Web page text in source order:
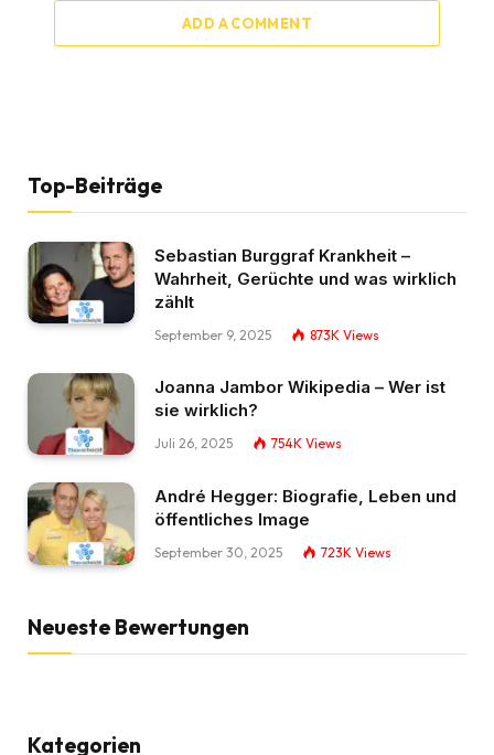
ADD A COMMENT
Top-Beiträge
Sebastian Burggraf Krankheit –
Wahrheit, Gerüchte und was wirklich
zählt
September 9, 2025 873K Views
Joanna Jambor Wikipedia – Wer ist
sie wirklich?
Juli 26, 2025 754K Views
André Hegger: Biografie, Leben und
öffentliches Image
September 30, 2025 723K Views
Neueste Bewertungen
Kategorien